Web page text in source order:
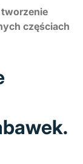
tworzenie
częściach